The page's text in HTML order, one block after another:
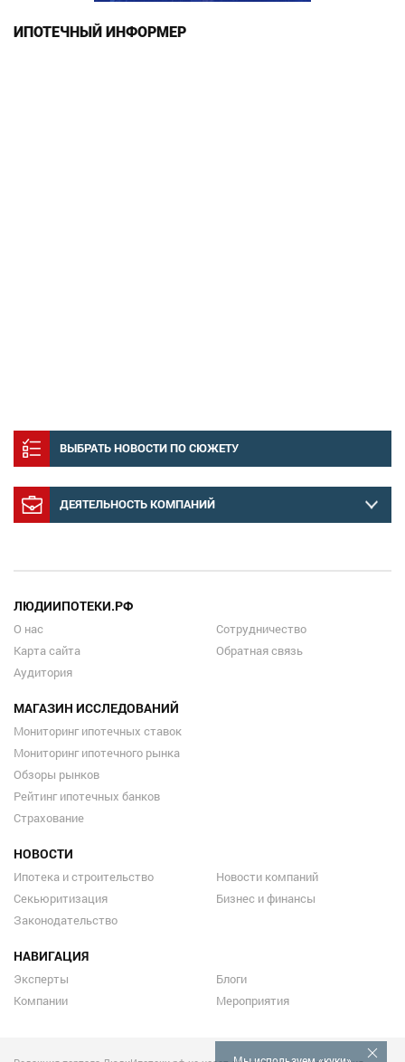
ИПОТЕЧНЫЙ ИНФОРМЕР
ВЫБРАТЬ НОВОСТИ ПО СЮЖЕТУ
ДЕЯТЕЛЬНОСТЬ КОМПАНИЙ
ЛЮДИИПОТЕКИ.РФ
О нас
Карта сайта
Аудитория
Сотрудничество
Обратная связь
МАГАЗИН ИССЛЕДОВАНИЙ
Мониторинг ипотечных ставок
Мониторинг ипотечного рынка
Обзоры рынков
Рейтинг ипотечных банков
Страхование
НОВОСТИ
Ипотека и строительство
Секьюритизация
Законодательство
Новости компаний
Бизнес и финансы
НАВИГАЦИЯ
Эксперты
Компании
Блоги
Мероприятия